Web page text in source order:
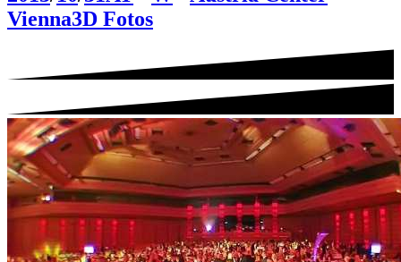
Vienna3D Fotos